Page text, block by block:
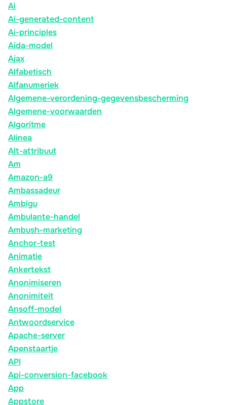
Ai
Ai-generated-content
Ai-principles
Aida-model
Ajax
Alfabetisch
Alfanumeriek
Algemene-verordening-gegevensbescherming
Algemene-voorwaarden
Algoritme
Alinea
Alt-attribuut
Am
Amazon-a9
Ambassadeur
Ambigu
Ambulante-handel
Ambush-marketing
Anchor-test
Animatie
Ankertekst
Anonimiseren
Anonimiteit
Ansoff-model
Antwoordservice
Apache-server
Apenstaartje
API
Api-conversion-facebook
App
Appstore